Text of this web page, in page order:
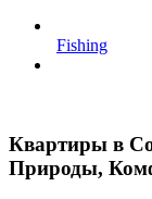
Fishing
Квартиры в
Природы,